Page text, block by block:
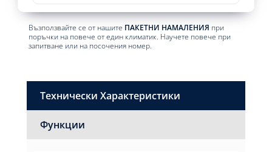
Възползвайте се от нашите ПАКЕТНИ НАМАЛЕНИЯ при
поръчки на повече от един климатик. Научете повече при
запитване или на посочения номер.
Технически Характеристики
Функции